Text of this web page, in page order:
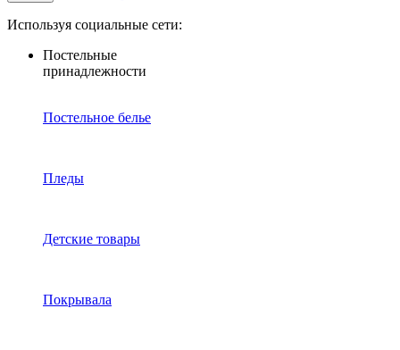
Используя социальные сети:
Постельные
принадлежности
Постельное белье
Пледы
Детские товары
Покрывала